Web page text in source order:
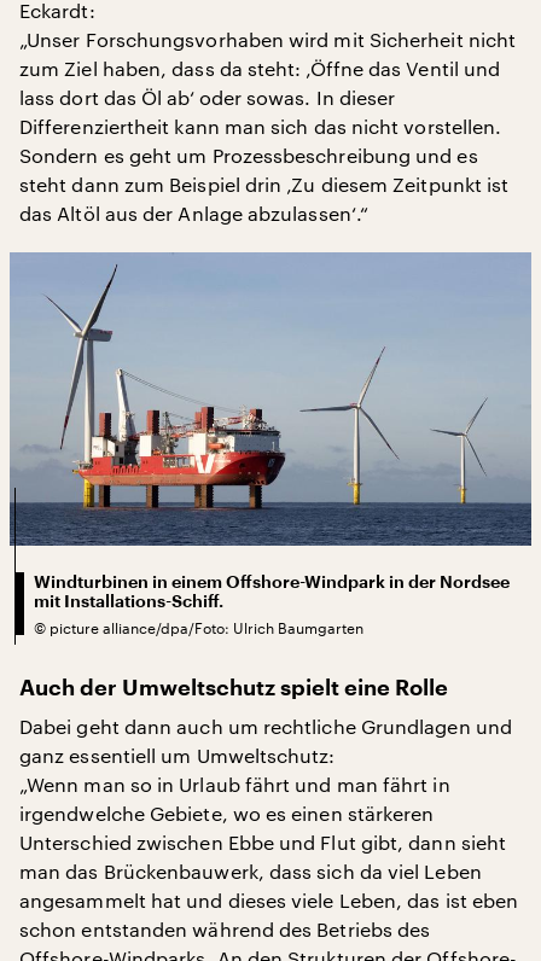
Eckardt:
„Unser Forschungsvorhaben wird mit Sicherheit nicht
zum Ziel haben, dass da steht: ‚Öffne das Ventil und
lass dort das Öl ab‘ oder sowas. In dieser
Differenziertheit kann man sich das nicht vorstellen.
Sondern es geht um Prozessbeschreibung und es
steht dann zum Beispiel drin ‚Zu diesem Zeitpunkt ist
das Altöl aus der Anlage abzulassen‘.“
Windturbinen in einem Offshore-Windpark in der Nordsee
mit Installations-Schiff.
© picture alliance/dpa/Foto: Ulrich Baumgarten
Auch der Umweltschutz spielt eine Rolle
Dabei geht dann auch um rechtliche Grundlagen und
ganz essentiell um Umweltschutz:
„Wenn man so in Urlaub fährt und man fährt in
irgendwelche Gebiete, wo es einen stärkeren
Unterschied zwischen Ebbe und Flut gibt, dann sieht
man das Brückenbauwerk, dass sich da viel Leben
angesammelt hat und dieses viele Leben, das ist eben
schon entstanden während des Betriebs des